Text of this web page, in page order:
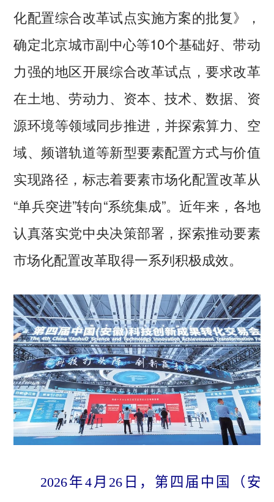
化配置综合改革试点实施方案的批复》，
确定北京城市副中心等10个基础好、带动
力强的地区开展综合改革试点，要求改革
在土地、劳动力、资本、技术、数据、资
源环境等领域同步推进，并探索算力、空
域、频谱轨道等新型要素配置方式与价值
实现路径，标志着要素市场化配置改革从
“单兵突进”转向“系统集成”。近年来，各地
认真落实党中央决策部署，探索推动要素
市场化配置改革取得一系列积极成效。
2026年4月26日，第四届中国（安